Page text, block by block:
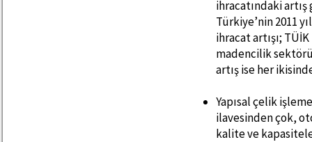
ihracatındaki
Türkiye’nin 2011
ihracat artışı;
madencilik
artış ise her
Yapısal çelik
ilavesinden çok,
kalite ve